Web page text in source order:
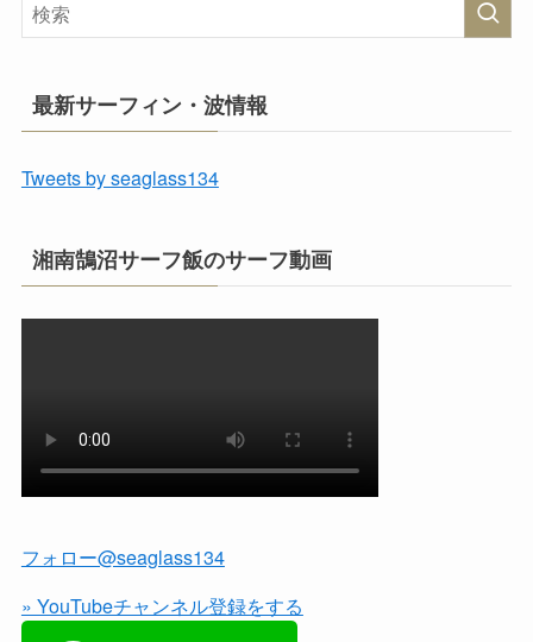
最新サーフィン・波情報
Tweets by seaglass134
湘南鵠沼サーフ飯のサーフ動画
フォロー@seaglass134
» YouTubeチャンネル登録をする